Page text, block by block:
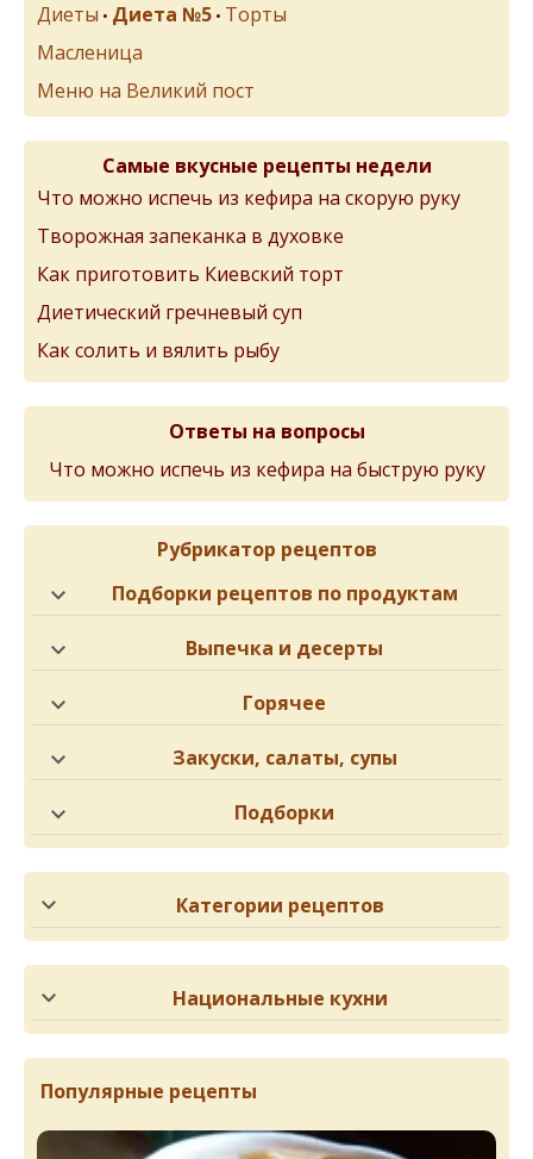
Диеты • Диета №5 • Торты
Масленица
Меню на Великий пост
Самые вкусные рецепты недели
Что можно испечь из кефира на скорую руку
Творожная запеканка в духовке
Как приготовить Киевский торт
Диетический гречневый суп
Как солить и вялить рыбу
Ответы на вопросы
Что можно испечь из кефира на быструю руку
Рубрикатор рецептов
Подборки рецептов по продуктам
Выпечка и десерты
Горячее
Закуски, салаты, супы
Подборки
Категории рецептов
Национальные кухни
Популярные рецепты